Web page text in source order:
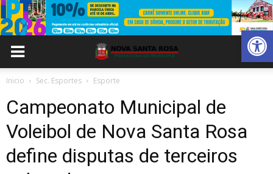
Abrir
Inicio Sec. Esportes Esporte
Campeonato Municipal de
Voleibol de Nova Santa Rosa
define disputas de terceiros